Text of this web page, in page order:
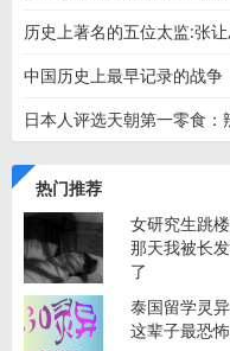
历史上著名的五位太监:张
中国历史上最早记录的战
日本人评选天朝第一零食
热门推荐
女研究生跳
那天我被长
了
泰国留学灵
这辈子最恐